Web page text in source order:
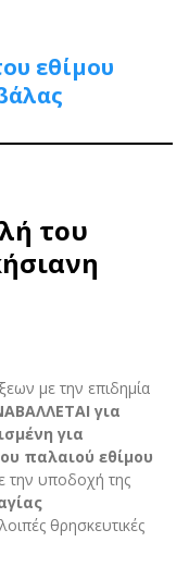
εθίμου
του
με την επιδημία
για
για
παλαιού εθίμου
την υποδοχή της
λοιπές θρησκευτικές